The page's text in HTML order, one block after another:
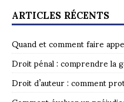
ARTICLES RÉCENTS
Quand et comment faire
Droit pénal : comprendre la
Droit d’auteur : comment